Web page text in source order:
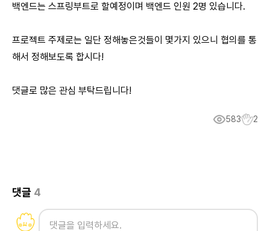
백엔드는 스프링부트로 할예정이며 백엔드 인원 2명 있습니다.
프로젝트 주제로는 일단 정해놓은것들이 몇가지 있으니 협의를 통
해서 정해보도록 합시다!
댓글로 많은 관심 부탁드립니다!
583 2
댓글 4